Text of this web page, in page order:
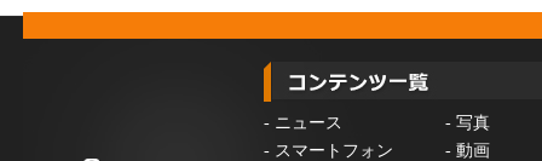
- ニュース - 写真
- スマートフォン - 動画